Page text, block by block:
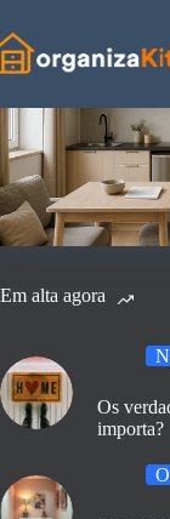
para
o
conteúdo
Em alta agora
Os
importa?